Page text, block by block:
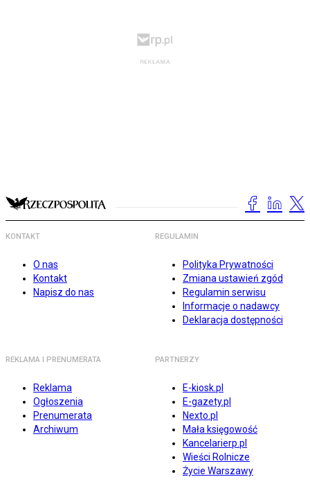
KONTAKT
O nas
Kontakt
Napisz do nas
REGULAMIN
Polityka Prywatności
Zmiana ustawień zgód
Regulamin serwisu
Informacje o nadawcy
Deklaracja dostępności
REKLAMA I PRENUMERATA
Reklama
Ogłoszenia
Prenumerata
Archiwum
PARTNERZY
E-kiosk.pl
E-gazety.pl
Nexto.pl
Mała księgowość
Kancelarierp.pl
Wieści Rolnicze
Życie Warszawy